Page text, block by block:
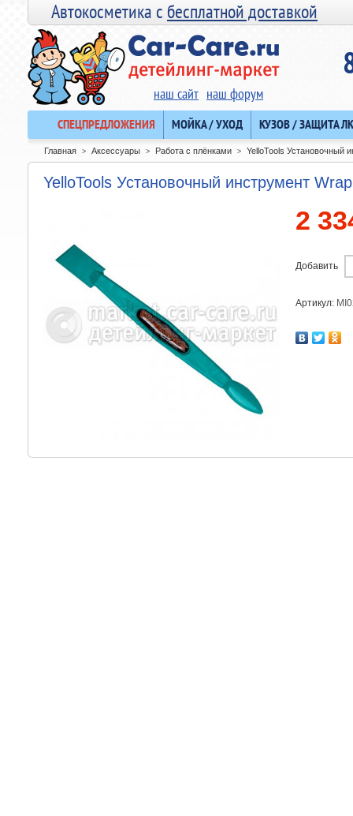
Автокосметика сбесплатной доставкой
наш сайт наш форум
СПЕЦПРЕДЛОЖЕНИЯ МОЙКА / УХОД КУЗОВ / ЗАЩИТА
Главная > Аксессуары > Работа с плёнками > YelloTools Установочный
YelloTools Установочный инструмент
2
Добавить
Артикул: